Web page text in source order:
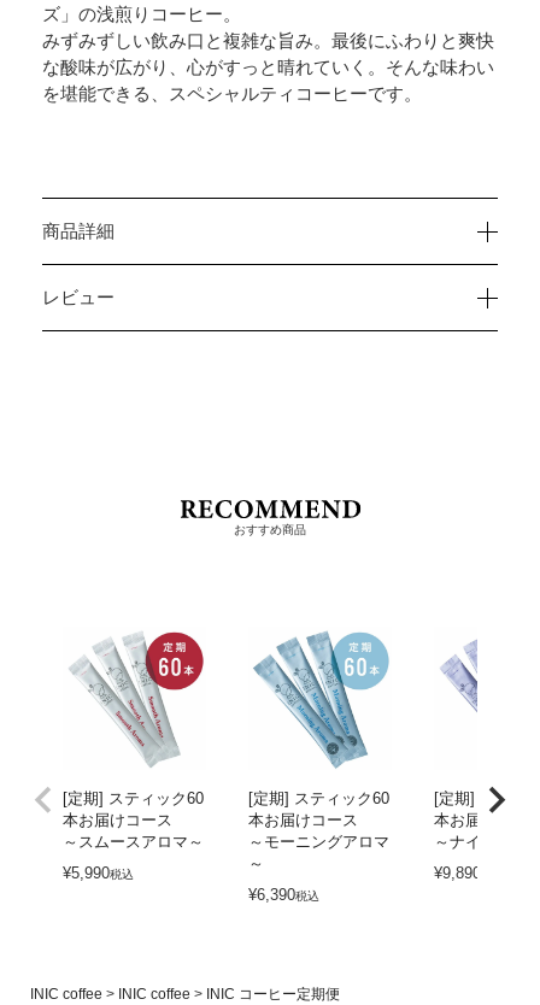
ズ」の浅煎りコーヒー。
みずみずしい飲み口と複雑な旨み。最後にふわりと爽快
な酸味が広がり、心がすっと晴れていく。そんな味わい
を堪能できる、スペシャルティコーヒーです。
商品詳細
レビュー
おすすめ商品
[定期] スティック60
本お届けコース
～スムースアロマ～
¥5,990税込
[定期] スティック60
本お届けコース
～モーニングアロマ
～
¥6,390税込
[定期] スティ
本お届けコー
～ナイトアロ
¥9,890
INIC coffee INIC coffee
INIC コーヒー定期便